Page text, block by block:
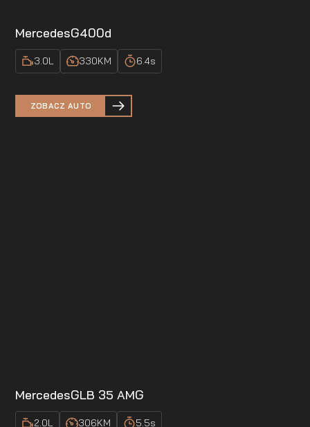
MercedesG400d
3.0L 330KM 6.4s
ZOBACZ AUTO
MercedesGLB 35 AMG
2.0L 306KM 5.5s